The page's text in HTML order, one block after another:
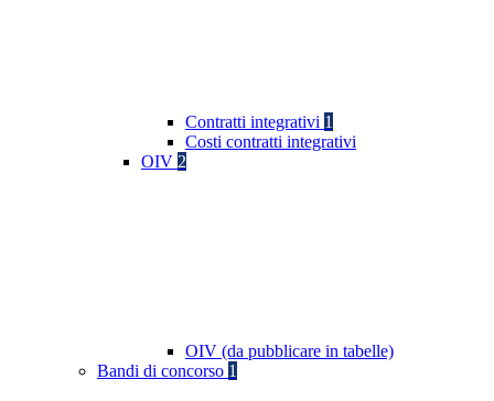
Contratti integrativi 1
Costi contratti integrativi
OIV 2
OIV (da pubblicare in tabelle)
Bandi di concorso 1